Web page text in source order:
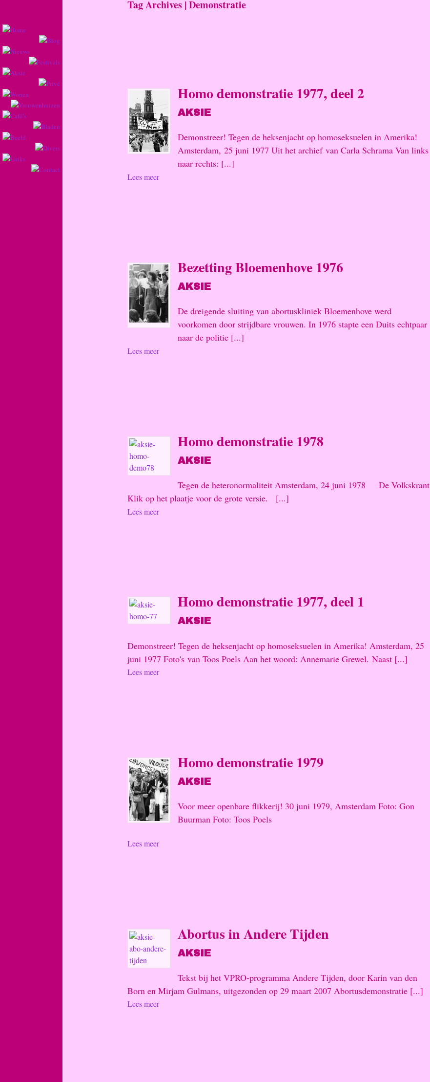
Tag Archives | Demonstratie
Homo demonstratie 1977, deel 2
AKSIE
Demonstreer! Tegen de heksenjacht op homoseksuelen in Amerika!
Amsterdam, 25 juni 1977 Uit het archief van Carla Schrama Van links
naar rechts: [...]
Lees meer
Bezetting Bloemenhove 1976
AKSIE
De dreigende sluiting van abortuskliniek Bloemenhove werd
voorkomen door strijdbare vrouwen. In 1976 stapte een Duits echtpaar
naar de politie [...]
Lees meer
Homo demonstratie 1978
AKSIE
Tegen de heteronormaliteit Amsterdam, 24 juni 1978 De Volkskrant
Klik op het plaatje voor de grote versie. [...]
Lees meer
Homo demonstratie 1977, deel 1
AKSIE
Demonstreer! Tegen de heksenjacht op homoseksuelen in Amerika! Amsterdam, 25
juni 1977 Foto's van Toos Poels Aan het woord: Annemarie Grewel. Naast [...]
Lees meer
Homo demonstratie 1979
AKSIE
Voor meer openbare flikkerij! 30 juni 1979, Amsterdam Foto: Gon
Buurman Foto: Toos Poels
Lees meer
Abortus in Andere Tijden
AKSIE
Tekst bij het VPRO-programma Andere Tijden, door Karin van den
Born en Mirjam Gulmans, uitgezonden op 29 maart 2007 Abortusdemonstratie [...]
Lees meer